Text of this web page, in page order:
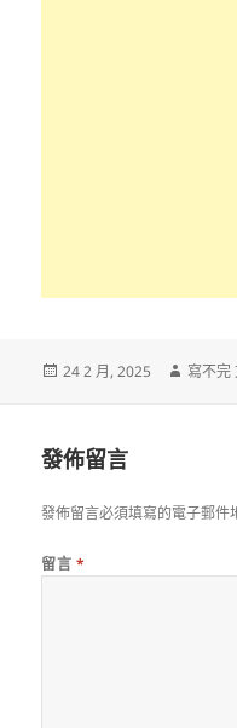
發
24 2 月, 2025
作
寫不完
發佈留言
發佈留言必須填寫的電子郵件
留言 *